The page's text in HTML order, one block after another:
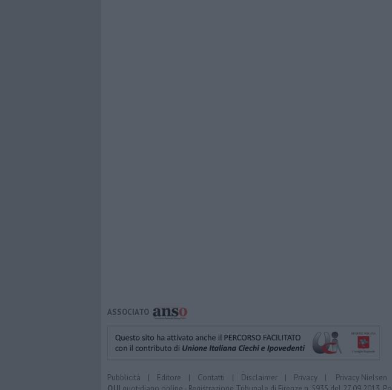
ASSOCIATO
Pubblicità | Editore | Contatti | Disclaimer | Privacy | Privacy Nielsen